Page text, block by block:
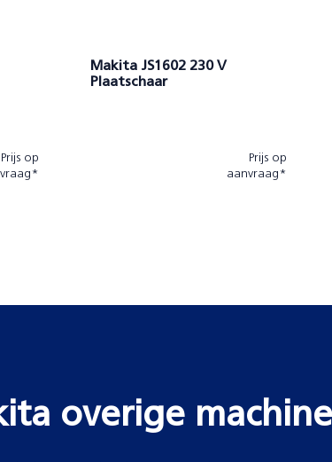
Prijs op
Makita JS1602 230 V
Plaatschaar
Prijs op
aanvraag*
overige